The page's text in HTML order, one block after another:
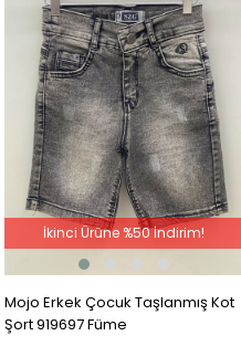
Mojo Erkek Çocuk Taşlanmış Kot
Şort 919697 Füme
İkinci Ürüne %50 İndirim!